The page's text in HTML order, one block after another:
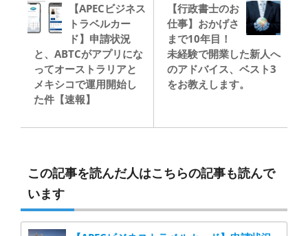
【APECビジネス
トラベルカー
ド】申請状況
と、ABTCがアプリにな
ってオーストラリアと
メキシコで運用開始し
た件【速報】
【行政書士のお
仕事】おかげさ
まで10年目！
未経験で開業した新人へ
のアドバイス、ベスト3
をお教えします。
この記事を読んだ人はこちらの記事も読んで
います